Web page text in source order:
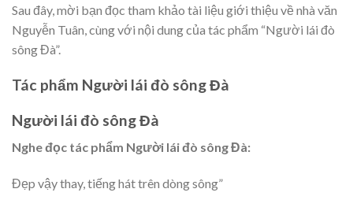
Sau đây, mời bạn đọc tham khảo tài liệu giới thiệu về nhà văn
Nguyễn Tuân, cùng với nội dung của tác phẩm “Người lái đò
sông Đà”.
Tác phẩm Người lái đò sông Đà
Người lái đò sông Đà
Nghe đọc tác phẩm Người lái đò sông Đà:
Đẹp vậy thay, tiếng hát trên dòng sông”